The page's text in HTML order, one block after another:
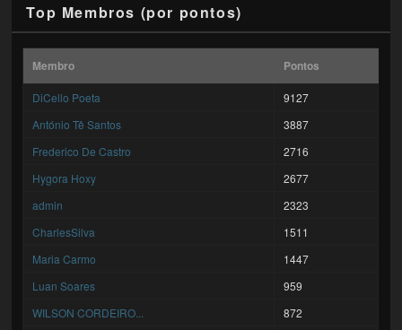
Top Membros (por pontos)
Membro Pontos
DiCello Poeta
9127
António Tê Santos
3887
Frederico De Castro
2716
Hygora Hoxy
2677
admin
2323
CharlesSilva
1511
Maria Carmo
1447
Luan Soares
959
WILSON CORDEIRO...
872